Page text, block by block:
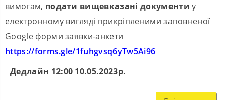
вимогам, подати вищевказані документи у
електронному вигляді прикріпленими заповненої
Google форми заявки-анкети
https://forms.gle/1fuhgvsq6yTw5Ai96
Дедлайн 12:00 10.05.2023р.